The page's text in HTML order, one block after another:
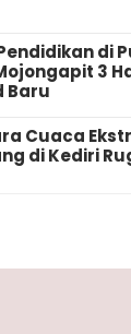
di
3
Baru
Cuaca
di Kediri